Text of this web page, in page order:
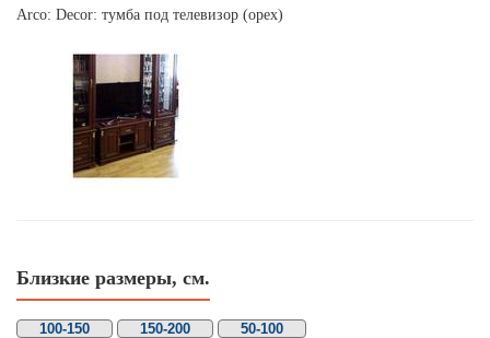
Arco: Decor: тумба под телевизор (орех)
Близкие размеры, см.
100-150 150-200 50-100